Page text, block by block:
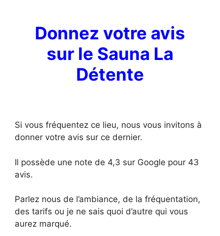
Donnez votre avis
sur le Sauna La
Détente
Si vous fréquentez ce lieu, nous vous invitons à
donner votre avis sur ce dernier.
Il possède une note de 4,3 sur Google pour 43
avis.
Parlez nous de l’ambiance, de la fréquentation,
des tarifs ou je ne sais quoi d’autre qui vous
aurez marqué.